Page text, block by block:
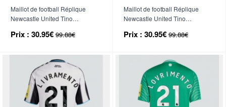
Maillot de football Réplique
Newcastle United Tino
26 Manche Courte
Prix : 30.95€ 99.88€
Maillot de football Réplique
Newcastle United Tino
26 Manche Courte
Prix : 30.95€ 99.88€